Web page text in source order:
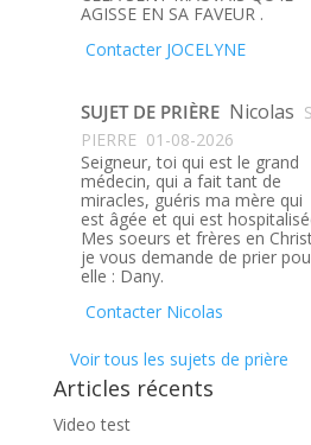
AGISSE EN SA FAVEUR .
Contacter JOCELYNE
SUJET DE PRIÈRE Nicolas
PIERRE 01-08-2026
Seigneur, toi qui est le grand
médecin, qui a fait tant de
miracles, guéris ma mère qui
est âgée et qui est
Mes soeurs et frères en
je vous demande de prier
elle : Dany.
Contacter Nicolas
Voir tous les sujets de prière
Articles récents
Video test